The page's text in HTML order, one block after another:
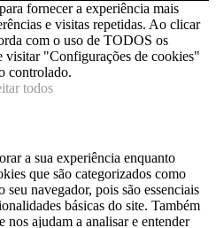
fornecer a experiência mais
e visitas repetidas. Ao clicar
com o uso de TODOS os
visitar "Configurações de cookies"
controlado.
todos
a sua experiência enquanto
que são categorizados como
seu navegador, pois são essenciais
básicas do site. Também
nos ajudam a analisar e entender